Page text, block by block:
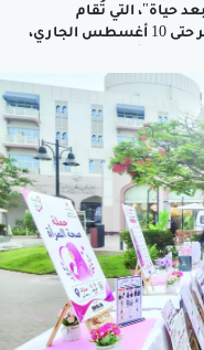
حياة"، التي تُقام
بالواجهة العصرية في سهل أتين، وتستمر حتى 10 أغسطس الجاري،
بأهمية التبرع
لدى مختلف فئات